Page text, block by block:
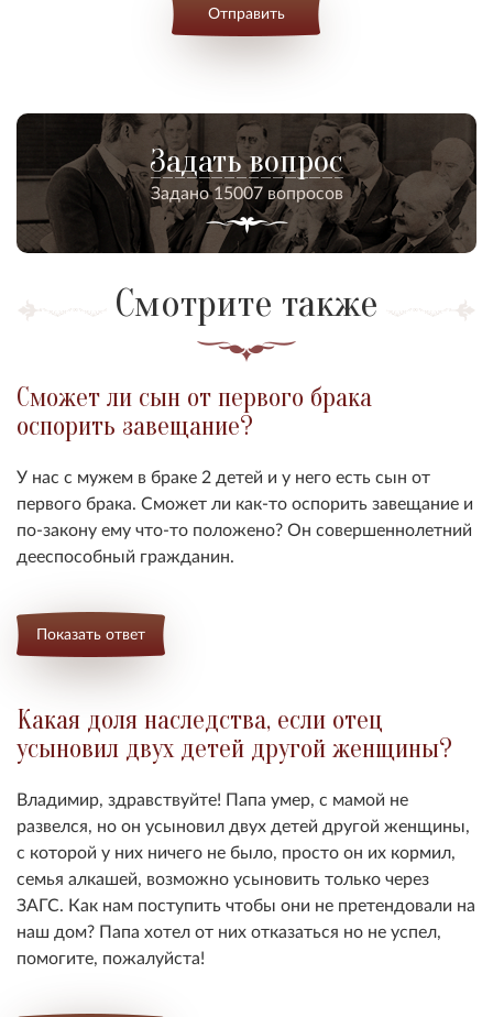
Отправить
Задать вопрос
Задано 15007 вопросов
Смотрите также
Сможет ли сын от первого брака
оспорить завещание?
У нас с мужем в браке 2 детей и у него есть сын от
первого брака. Сможет ли как-то оспорить завещание и
по-закону ему что-то положено? Он совершеннолетний
дееспособный гражданин.
Показать ответ
Какая доля наследства, если отец
усыновил двух детей другой женщины?
Владимир, здравствуйте! Папа умер, с мамой не
развелся, но он усыновил двух детей другой женщины,
с которой у них ничего не было, просто он их кормил,
семья алкашей, возможно усыновить только через
ЗАГС. Как нам поступить чтобы они не претендовали на
наш дом? Папа хотел от них отказаться но не успел,
помогите, пожалуйста!